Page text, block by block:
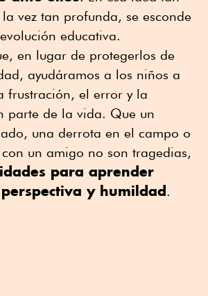
vez tan profunda, se esconde
educativa.
en lugar de protegerlos de
ayudáramos a los niños a
frustración, el error y la
parte de la vida. Que un
una derrota en el campo o
un amigo no son tragedias,
para aprender
y humildad .